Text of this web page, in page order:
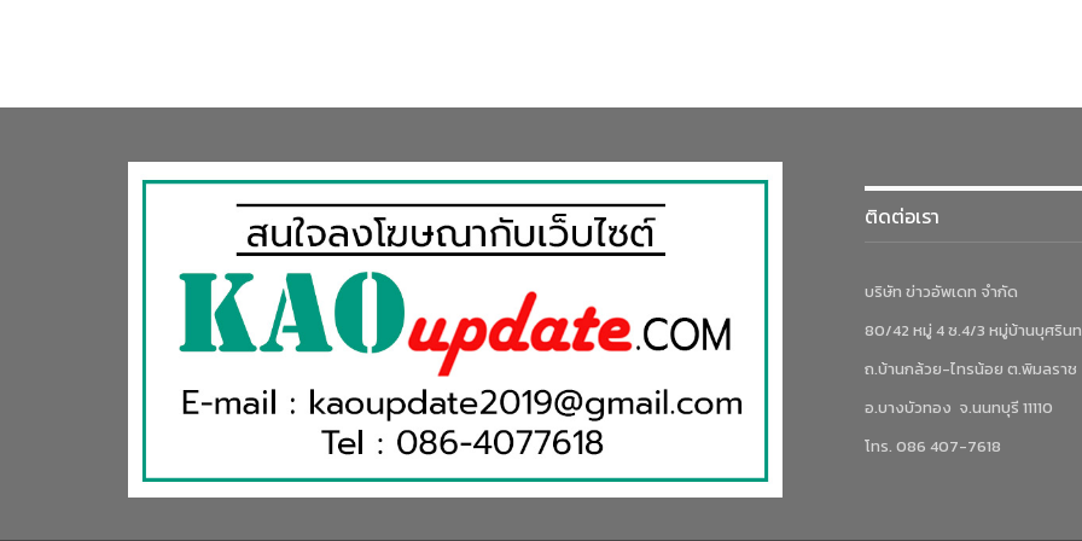
ติดต่อเรา
บริษัท ข่าวอัพเดท จำกัด
80/42 หมู่ 4 ซ.4/3 หมู่บ้านบุศริน
ถ.บ้านกล้วย-ไทรน้อย ต.พิมลราช
อ.บางบัวทอง จ.นนทบุรี 11110
โทร. 086 407-7618